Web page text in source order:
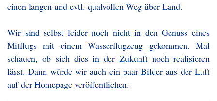
einen langen und evtl. qualvollen Weg über Land.
Wir sind selbst leider noch nicht in den Genuss eines
Mitflugs mit einem Wasserflugzeug gekommen. Mal
schauen, ob sich dies in der Zukunft noch realisieren
lässt. Dann würde wir auch ein paar Bilder aus der Luft
auf der Homepage veröffentlichen.